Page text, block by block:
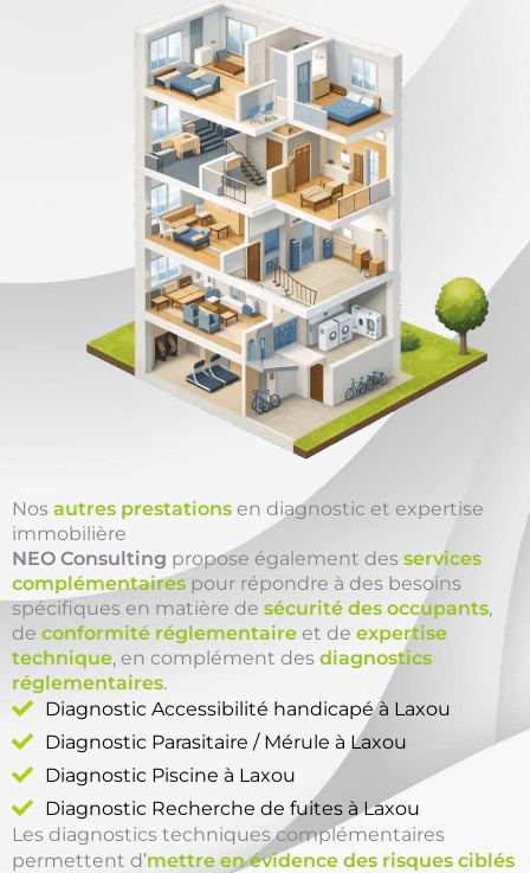
Nos autres prestations en diagnostic et expertise
immobilière
NEO Consulting propose également des services
complémentaires pour répondre à des besoins
spécifiques en matière de sécurité des occupants,
de conformité réglementaire et de expertise
technique, en complément des diagnostics
réglementaires.
Diagnostic Accessibilité handicapé à Laxou
Diagnostic Parasitaire / Mérule à Laxou
Diagnostic Piscine à Laxou
Diagnostic Recherche de fuites à Laxou
Les diagnostics techniques complémentaires
permettent d’mettre en évidence des risques ciblés